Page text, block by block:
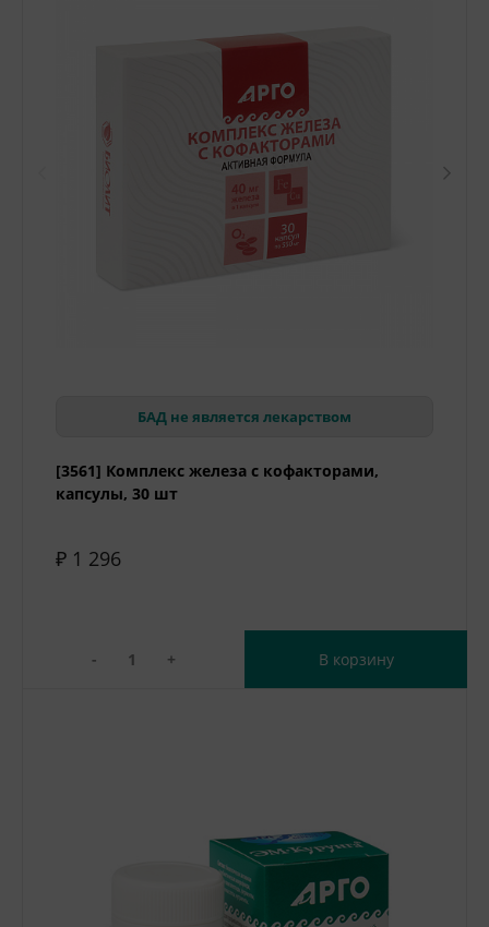
БАД не является лекарством
[3561] Комплекс железа с кофакторами,
капсулы, 30 шт
₽ 1 296
- + В корзину